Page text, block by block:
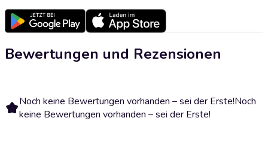
Bewertungen und Rezensionen
Noch keine Bewertungen vorhanden – sei der Erste!Noch
keine Bewertungen vorhanden – sei der Erste!